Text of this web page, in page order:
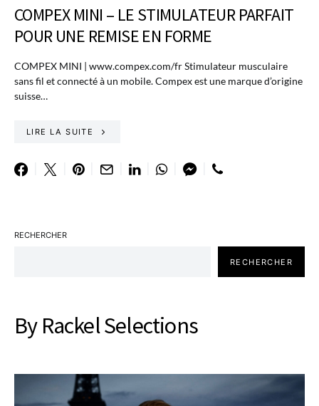
COMPEX MINI – LE STIMULATEUR PARFAIT
POUR UNE REMISE EN FORME
COMPEX MINI | www.compex.com/fr Stimulateur musculaire
sans fil et connecté à un mobile. Compex est une marque d’origine
suisse…
LIRE LA SUITE
RECHERCHER
RECHERCHER
By Rackel Selections